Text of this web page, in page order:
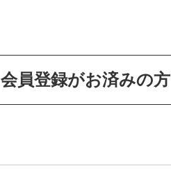
会員登録がお済みの方